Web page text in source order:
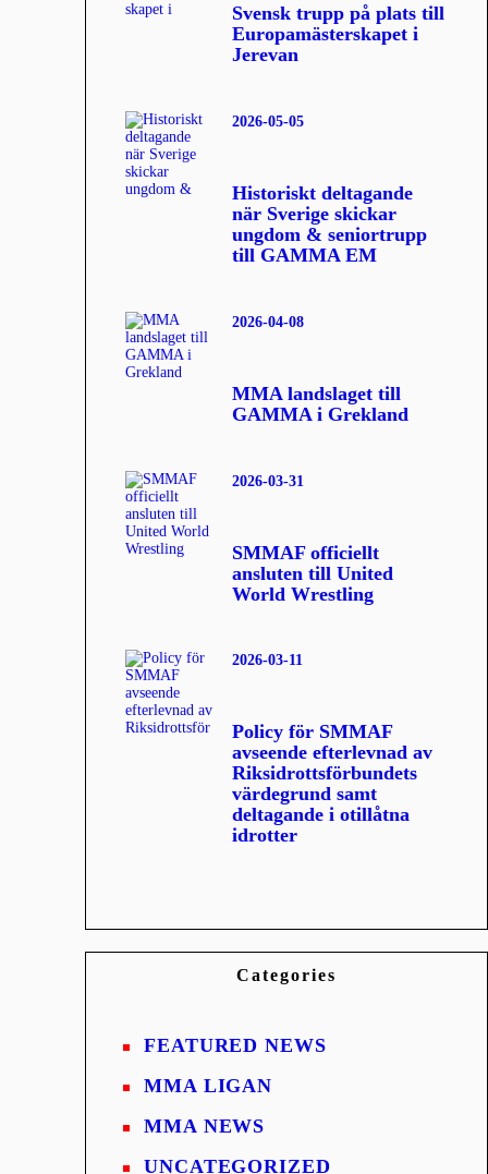
Svensk trupp på plats till
Europamästerskapet i
Jerevan
Historiskt deltagande
när Sverige skickar
ungdom & seniortrupp
till GAMMA EM
2026-05-05
MMA landslaget till
GAMMA i Grekland
2026-04-08
SMMAF officiellt
ansluten till United
World Wrestling
2026-03-31
Policy för SMMAF
avseende efterlevnad av
Riksidrottsförbundets
värdegrund samt
deltagande i otillåtna
idrotter
2026-03-11
Categories
FEATURED NEWS
MMA LIGAN
MMA NEWS
UNCATEGORIZED